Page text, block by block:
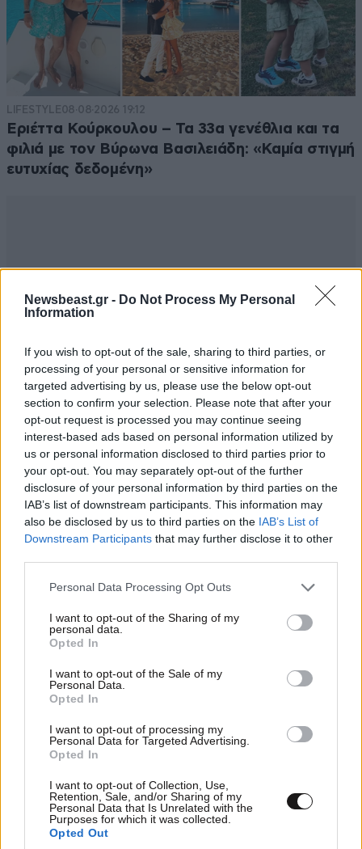
Newsbeast.gr - Do Not Process My Personal
Information
If you wish to opt-out of the sale, sharing to third parties, or
processing of your personal or sensitive information for
targeted advertising by us, please use the below opt-out
section to confirm your selection. Please note that after your
opt-out request is processed you may continue seeing
interest-based ads based on personal information utilized by
us or personal information disclosed to third parties prior to
your opt-out. You may separately opt-out of the further
disclosure of your personal information by third parties on the
IAB’s list of downstream participants. This information may
also be disclosed by us to third parties on the IAB’s List of
Downstream Participants that may further disclose it to other
Please note that this website/app uses one or more Google
not limited to your visit or usage behaviour. You may click to
grant or deny consent to Google and its third-party tags to
use your data for below specified purposes in below Google
consent section.
Personal Data Processing Opt Outs
I want to opt-out of the Sharing of my
personal data.
Opted In
I want to opt-out of the Sale of my
Personal Data.
Opted In
I want to opt-out of processing my
Personal Data for Targeted Advertising.
Opted In
I want to opt-out of Collection, Use,
Retention, Sale, and/or Sharing of my
Personal Data that Is Unrelated with the
Purposes for which it was collected.
Opted Out
LIFESTYLE08·08·2026 19:12
Εριέττα Κούρκουλου – Τα 33α γενέθλια και τα
φιλιά με τον Βύρωνα Βασιλειάδη: «Καμία στιγμή
ευτυχίας δεδομένη»